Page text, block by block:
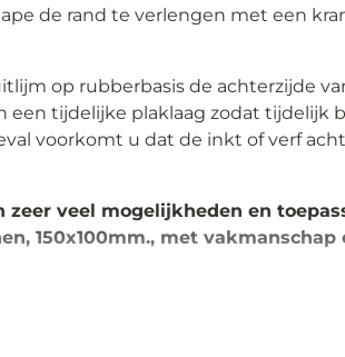
de rand te verlengen met een
op rubberbasis de achterzijde
een tijdelijke plaklaag zodat tijdelijk
voorkomt u dat de inkt of verf
zeer veel mogelijkheden en
150x100mm., met vakmanschap